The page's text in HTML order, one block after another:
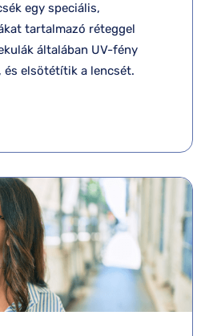
egy speciális,
tartalmazó réteggel
általában UV-fény
és elsötétítik a lencsét.